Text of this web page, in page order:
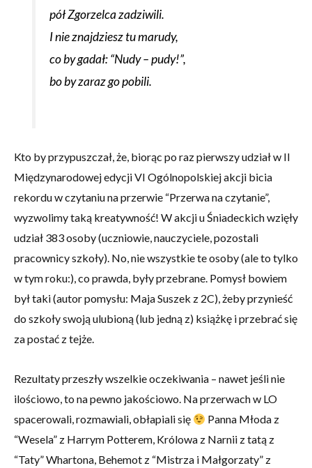
pół Zgorzelca zadziwili.
I nie znajdziesz tu marudy,
co by gadał: “Nudy – pudy!”,
bo by zaraz go pobili.
Kto by przypuszczał, że, biorąc po raz pierwszy udział w II
Międzynarodowej edycji VI Ogólnopolskiej akcji bicia
rekordu w czytaniu na przerwie “Przerwa na czytanie”,
wyzwolimy taką kreatywność! W akcji u Śniadeckich wzięły
udział 383 osoby (uczniowie, nauczyciele, pozostali
pracownicy szkoły). No, nie wszystkie te osoby (ale to tylko
w tym roku:), co prawda, były przebrane. Pomysł bowiem
był taki (autor pomysłu: Maja Suszek z 2C), żeby przynieść
do szkoły swoją ulubioną (lub jedną z) książkę i przebrać się
za postać z tejże.
Rezultaty przeszły wszelkie oczekiwania – nawet jeśli nie
ilościowo, to na pewno jakościowo. Na przerwach w LO
spacerowali, rozmawiali, obłapiali się
Panna Młoda z
“Wesela” z Harrym Potterem, Królowa z Narnii z tatą z
“Taty” Whartona, Behemot z “Mistrza i Małgorzaty” z